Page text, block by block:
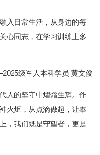
入日常生活，从身边的每
心同志，在学习训练上多
级军人本科学员 黄文俊
人的坚守中熠熠生辉。作
火炬，从点滴做起，让奉
，我们既是守望者，更是